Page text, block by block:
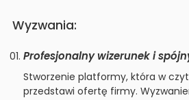
Wyzwania:
Profesjonalny wizerunek i
Stworzenie platformy, która w
przedstawi ofertę firmy.